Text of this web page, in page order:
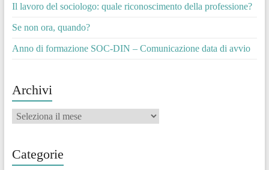
Il lavoro del sociologo: quale riconoscimento della professione?
Se non ora, quando?
Anno di formazione SOC-DIN – Comunicazione data di avvio
Archivi
Archivi
Categorie